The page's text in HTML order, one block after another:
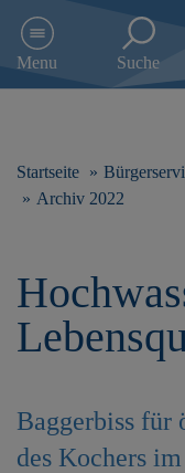
e
Menu Suche
Startseite
Archiv 2022
Baggerbiss für
des Kochers